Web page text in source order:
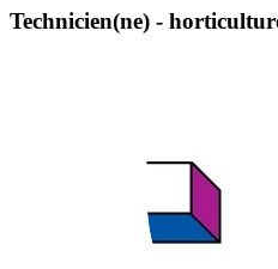
Technicien(ne) -